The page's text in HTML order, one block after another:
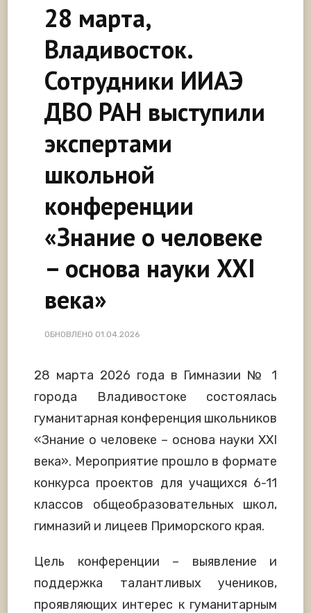
28 марта,
Владивосток.
Сотрудники ИИАЭ
ДВО РАН выступили
экспертами
школьной
конференции
«Знание о человеке
– основа науки XXI
века»
ОБНОВЛЕНО 01.04.2026
28 марта 2026 года в Гимназии № 1
города Владивостоке состоялась
гуманитарная конференция школьников
«Знание о человеке – основа науки XXI
века». Мероприятие прошло в формате
конкурса проектов для учащихся 6-11
классов общеобразовательных школ,
гимназий и лицеев Приморского края.
Цель конференции – выявление и
поддержка талантливых учеников,
проявляющих интерес к гуманитарным